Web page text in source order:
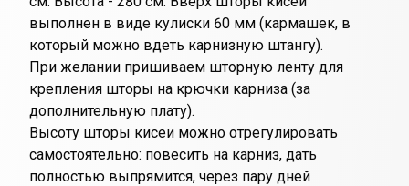
выполнен в виде кулиски 60 мм (кармашек, в
который можно вдеть карнизную штангу).
При желании пришиваем шторную ленту для
крепления шторы на крючки карниза (за
дополнительную плату).
Высоту шторы кисеи можно отрегулировать
самостоятельно: повесить на карниз, дать
полностью выпрямится, через пару дней